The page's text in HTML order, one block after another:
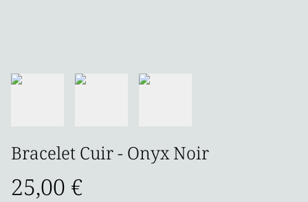
Bracelet Cuir - Onyx Noir
25,00 €